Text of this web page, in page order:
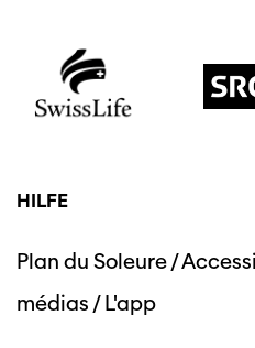
Cette page ne
optimale avec
HILFE
Plan du Soleure/
médias /L'app